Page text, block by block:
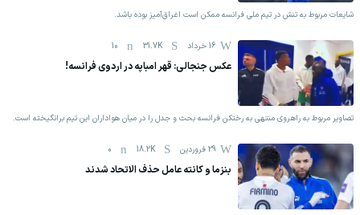
شایعات مربوط به تنش در تیم ملی فرانسه ممکن است اغراق‌آمیز بوده باشد.
16 خرداد 31.7K
10
عکس جنجالی: قهر امباپه در اردوی فرانسه!
تصاویر مربوط به راهروی منتهی به رختکن فرانسه بحث و جدل را در میان هواداران این تیم برانگیخته است.
29 فروردين 18.2K
0
بنزما و کانته عامل حذف الاتحاد شدند